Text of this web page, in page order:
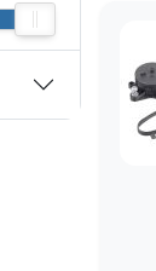
1
1